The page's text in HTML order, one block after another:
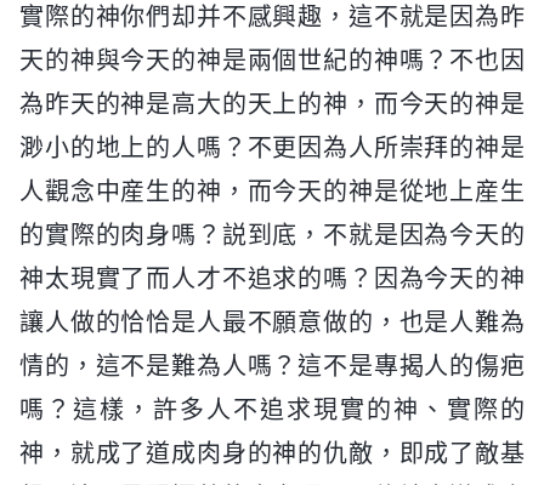
實際的神你們却并不感興趣，這不就是因為昨
天的神與今天的神是兩個世紀的神嗎？不也因
為昨天的神是高大的天上的神，而今天的神是
渺小的地上的人嗎？不更因為人所崇拜的神是
人觀念中産生的神，而今天的神是從地上産生
的實際的肉身嗎？説到底，不就是因為今天的
神太現實了而人才不追求的嗎？因為今天的神
讓人做的恰恰是人最不願意做的，也是人難為
情的，這不是難為人嗎？這不是專揭人的傷疤
嗎？這樣，許多人不追求現實的神、實際的
神，就成了道成肉身的神的仇敵，即成了敵基